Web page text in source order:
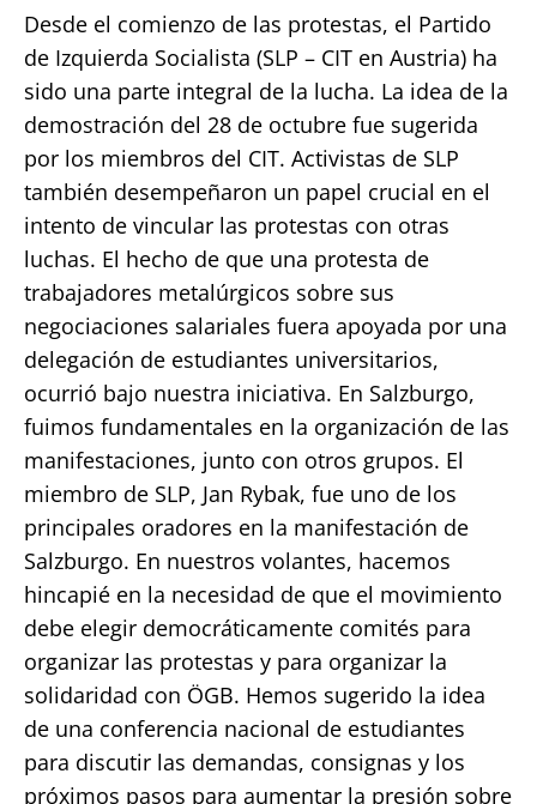
Desde el comienzo de las protestas, el Partido
de Izquierda Socialista (SLP – CIT en Austria) ha
sido una parte integral de la lucha. La idea de la
demostración del 28 de octubre fue sugerida
por los miembros del CIT. Activistas de SLP
también desempeñaron un papel crucial en el
intento de vincular las protestas con otras
luchas. El hecho de que una protesta de
trabajadores metalúrgicos sobre sus
negociaciones salariales fuera apoyada por una
delegación de estudiantes universitarios,
ocurrió bajo nuestra iniciativa. En Salzburgo,
fuimos fundamentales en la organización de las
manifestaciones, junto con otros grupos. El
miembro de SLP, Jan Rybak, fue uno de los
principales oradores en la manifestación de
Salzburgo. En nuestros volantes, hacemos
hincapié en la necesidad de que el movimiento
debe elegir democráticamente comités para
organizar las protestas y para organizar la
solidaridad con ÖGB. Hemos sugerido la idea
de una conferencia nacional de estudiantes
para discutir las demandas, consignas y los
próximos pasos para aumentar la presión sobre